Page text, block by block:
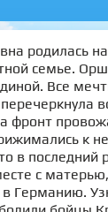
родилась
семье.
Все
фронт
к
в последний
с
в Германию.